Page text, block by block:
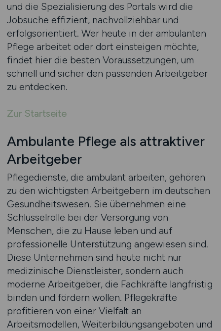
und die Spezialisierung des Portals wird die
Jobsuche effizient, nachvollziehbar und
erfolgsorientiert. Wer heute in der ambulanten
Pflege arbeitet oder dort einsteigen möchte,
findet hier die besten Voraussetzungen, um
schnell und sicher den passenden Arbeitgeber
zu entdecken.
Zur Startseite
Ambulante Pflege als attraktiver
Arbeitgeber
Pflegedienste, die ambulant arbeiten, gehören
zu den wichtigsten Arbeitgebern im deutschen
Gesundheitswesen. Sie übernehmen eine
Schlüsselrolle bei der Versorgung von
Menschen, die zu Hause leben und auf
professionelle Unterstützung angewiesen sind.
Diese Unternehmen sind heute nicht nur
medizinische Dienstleister, sondern auch
moderne Arbeitgeber, die Fachkräfte langfristig
binden und fördern wollen. Pflegekräfte
profitieren von einer Vielfalt an
Arbeitsmodellen, Weiterbildungsangeboten und